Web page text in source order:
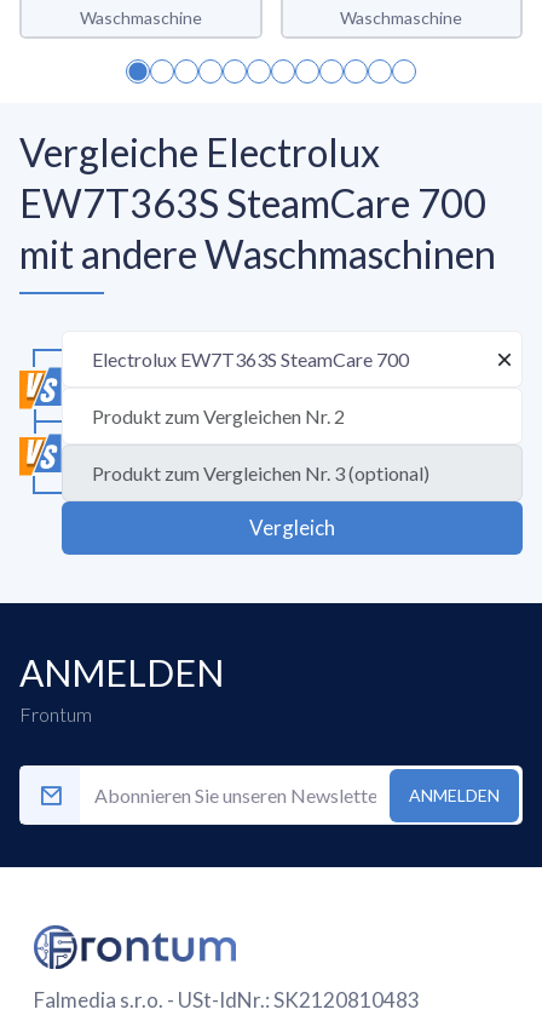
Waschmaschine Waschmaschine
Vergleiche Electrolux
EW7T363S SteamCare 700
mit andere Waschmaschinen
Vergleich
ANMELDEN
Frontum
ANMELDEN
Falmedia s.r.o. - USt-IdNr.: SK2120810483